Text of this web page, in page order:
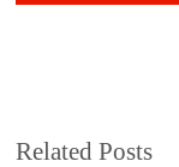
Related Posts